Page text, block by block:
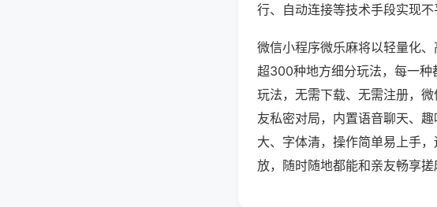
行、自动连接等技术手段实现不
微信小程序微乐麻将以轻量化
超300种地方细分玩法，每一种
玩法，无需下载、无需注册，
友私密对局，内置语音聊天、
大、字体清，操作简单易上手
放，随时随地都能和亲友畅享搓